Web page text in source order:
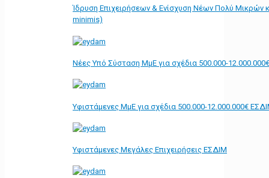
Ίδρυση Επιχειρήσεων & Ενίσχυση Νέων Πολύ Μικρών
minimis)
Νέες Υπό Σύσταση ΜμΕ για σχέδια 500.000-
Υφιστάμενες ΜμΕ για σχέδια 500.000-12.000.000€
Υφιστάμενες Μεγάλες Επιχειρήσεις ΕΣΔΙΜ